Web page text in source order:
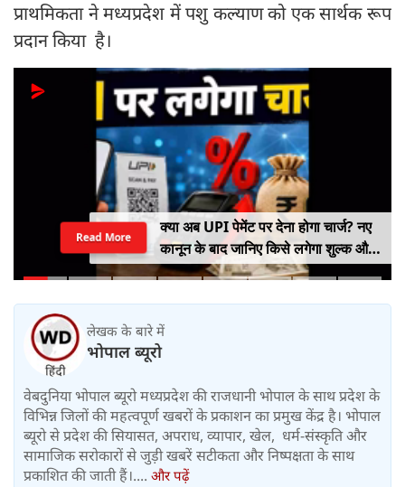
प्राथमिकता ने मध्यप्रदेश में पशु कल्याण को एक सार्थक रूप
प्रदान किया है।
क्या अब UPI पेमेंट पर देना होगा चार्ज? नए
कानून के बाद जानिए किसे लगेगा शुल्क और
किसे नहीं
Read More
लेखक के बारे में
भोपाल ब्यूरो
वेबदुनिया भोपाल ब्यूरो मध्यप्रदेश की राजधानी भोपाल के साथ प्रदेश के
विभिन्न जिलों की महत्वपूर्ण खबरों के प्रकाशन का प्रमुख केंद्र है। भोपाल
ब्यूरो से प्रदेश की सियासत, अपराध, व्यापार, खेल, धर्म-संस्कृति और
सामाजिक सरोकारों से जुड़ी खबरें सटीकता और निष्पक्षता के साथ
प्रकाशित की जाती हैं।.... और पढ़ें